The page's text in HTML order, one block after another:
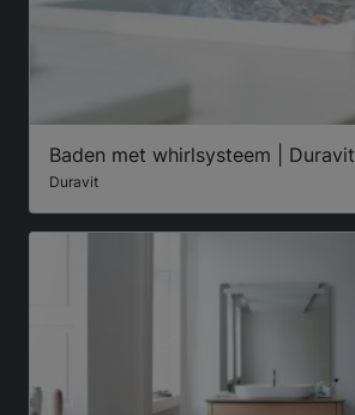
Baden met whirlsysteem | Duravit
Duravit